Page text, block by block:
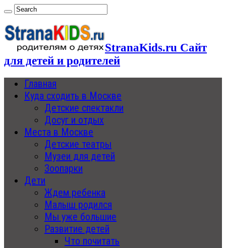
StranaKids.ru Сайт
для детей и родителей
Главная
Куда сходить в Москве
Детские спектакли
Досуг и отдых
Места в Москве
Детские театры
Музеи для детей
Зоопарки
Дети
Ждем ребенка
Малыш родился
Мы уже большие
Развитие детей
Что почитать